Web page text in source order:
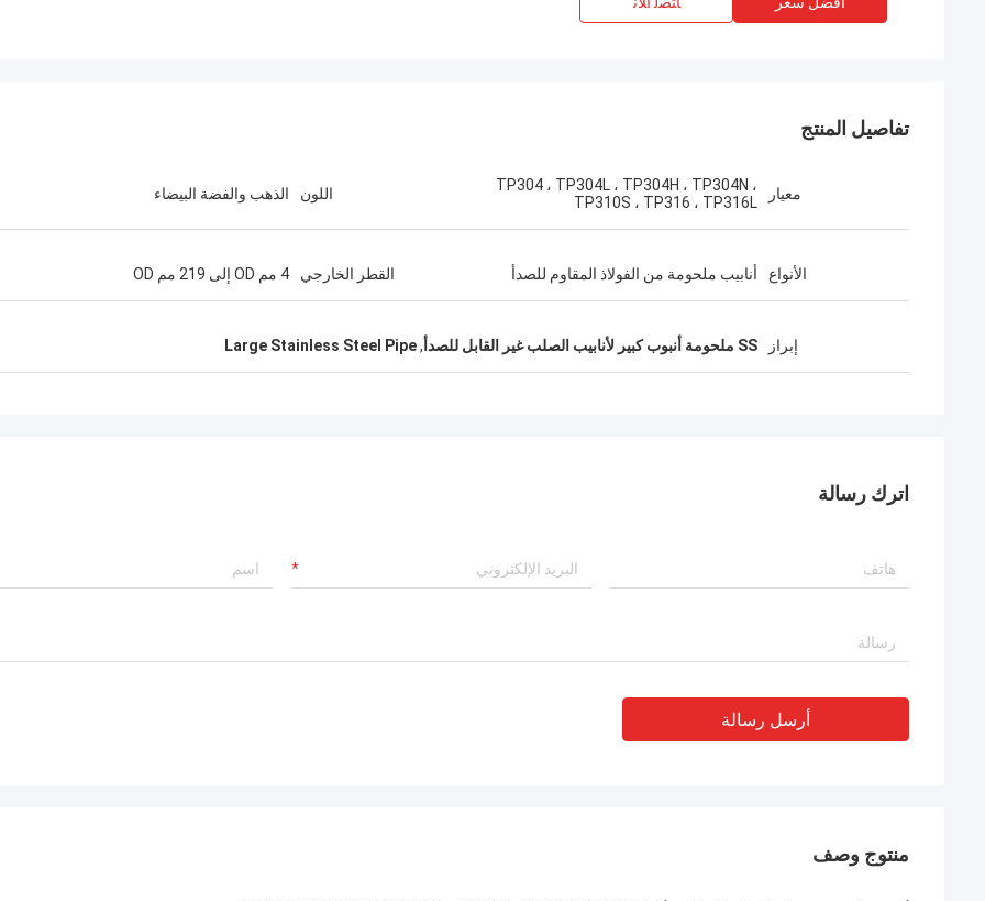
تفاصيل المنتج
معيار
TP304 ، TP304L ، TP304H ، TP304N ،
TP310S ، TP316 ، TP316L
اللون الذهب والفضة البيضاء
الأنواع أنابيب ملحومة من الفولاذ المقاوم للصدأ القطر الخارجي 4 مم OD إلى 219 مم OD
إبراز SS ملحومة أنبوب كبير لأنابيب الصلب غير القابل للصدأ ,
Large Stainless Steel Pipe
اترك رسالة
أرسل رسالة
منتوج وصف